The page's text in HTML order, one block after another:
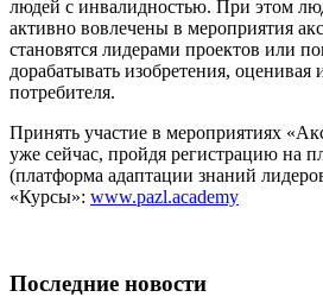
людей с инвалидностью. При этом
активно вовлечены в мероприятия
становятся лидерами проектов или
дорабатывать изобретения, оценивая
потребителя.
Принять участие в мероприятиях
уже сейчас, пройдя регистрацию на
(платформа адаптации знаний
«Курсы»: www.pazl.academy
Последние новости